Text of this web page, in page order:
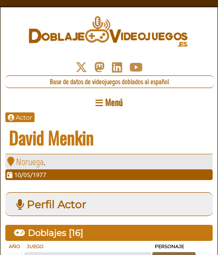
Base de datos de videojuegos doblados al español
Menú
Actor
David Menkin
Noruega,
10/05/1977
Perfil Actor
Doblajes [16]
AÑO JUEGO PERSONAJE